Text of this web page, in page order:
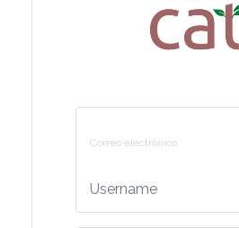
Correo electrónico